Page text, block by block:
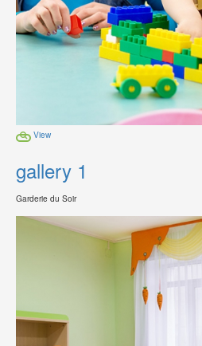
View
gallery 1
Garderie du Soir